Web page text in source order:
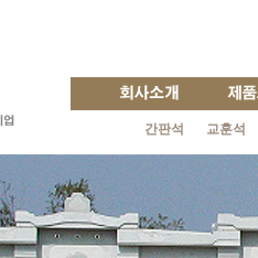
간판석 교훈석